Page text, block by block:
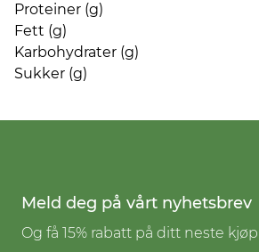
Proteiner (g)
Fett (g)
Karbohydrater (g)
Sukker (g)
Meld deg på vårt nyhetsbrev
Og få 15% rabatt på ditt neste kjøp